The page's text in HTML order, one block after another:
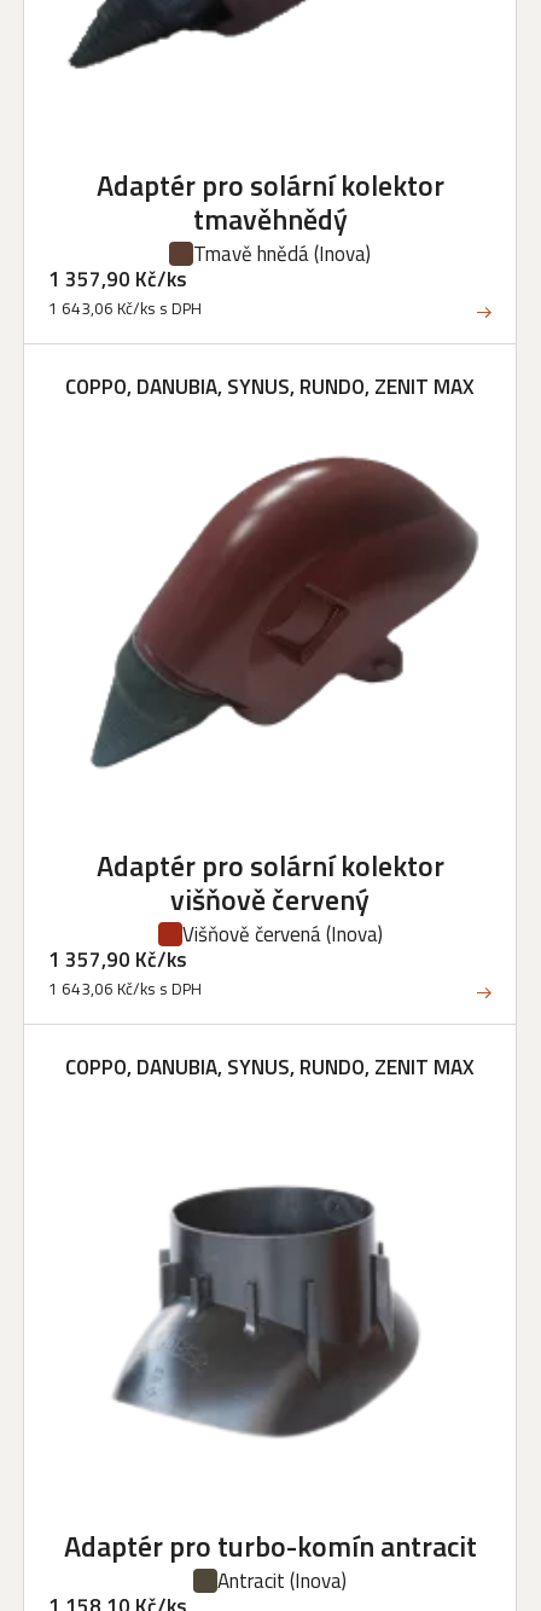
Adaptér pro solární kolektor
tmavěhnědý
Tmavě hnědá(Inova)
1 357,90 Kč/ks
1 643,06 Kč/ks s DPH
COPPO, DANUBIA, SYNUS, RUNDO, ZENIT MAX
Adaptér pro solární kolektor
višňově červený
Višňově červená(Inova)
1 357,90 Kč/ks
1 643,06 Kč/ks s DPH
COPPO, DANUBIA, SYNUS, RUNDO, ZENIT MAX
Adaptér pro turbo-komín antracit
Antracit(Inova)